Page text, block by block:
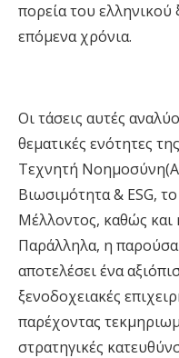
πορεία του
επόμενα χρόνια.
Οι τάσεις αυτές
θεματικές ενότητες
Τεχνητή Νοημοσύνη
Βιωσιμότητα & ESG,
Μέλλοντος, καθώς και
Παράλληλα, η
αποτελέσει ένα
ξενοδοχειακές
παρέχοντας
στρατηγικές